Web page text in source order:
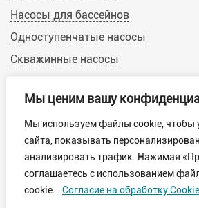
Мы ценим вашу
Мы используем файлы cookie, чтобы
сайта, показывать
анализировать трафик. Нажимая
соглашаетесь с использованием
cookie.
Согласие на обработку Cookie
Насосы для бассейнов
Одноступенчатые насосы
Скважинные насосы
© 2019-2022 Calpeda-Russia.ru
Пользовательское соглашение
Обработка персональных данных
Политика конфиденциальности
Обработка файлов cookie